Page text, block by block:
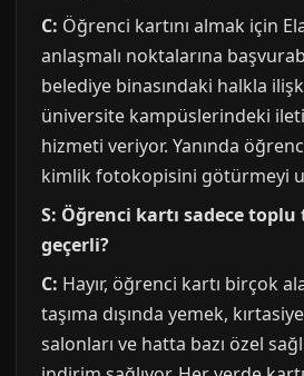
C: Öğrenci kartını almak için
anlaşmalı noktalarına
belediye binasındaki halkla
üniversite kampüslerindeki
hizmeti veriyor. Yanında
kimlik fotokopisini götürmeyi
S: Öğrenci kartı sadece toplu
geçerli?
C: Hayır, öğrenci kartı birçok
taşıma dışında yemek,
salonları ve hatta bazı özel